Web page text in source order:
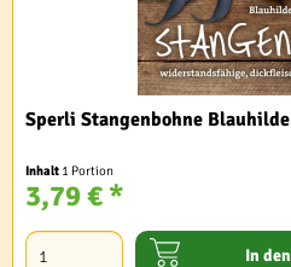
Sperli Stangenbohne Blauhilde
Inhalt 1 Portion
3,79 € *
In den